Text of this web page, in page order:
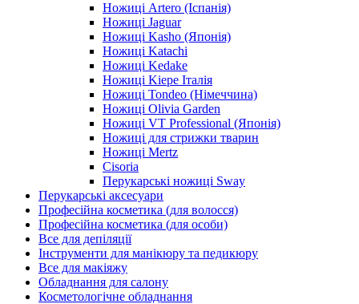
Ножиці Artero (Іспанія)
Ножиці Jaguar
Ножиці Kasho (Японія)
Ножиці Katachi
Ножиці Kedake
Ножиці Kiepe Італія
Ножиці Tondeo (Німеччина)
Ножиці Olivia Garden
Ножиці VT Professional (Японія)
Ножиці для стрижки тварин
Ножиці Mertz
Cisoria
Перукарські ножиці Sway
Перукарські аксесуари
Професійна косметика (для волосся)
Професійна косметика (для особи)
Все для депіляції
Інструменти для манікюру та педикюру
Все для макіяжу
Обладнання для салону
Косметологічне обладнання